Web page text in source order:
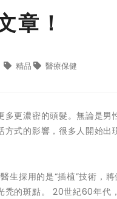
章！
精品 醫療保健
更濃密的頭髮。無論是男
式的影響，很多人開始出
採用的是“插植”技術，
的斑點。 20世紀60年代